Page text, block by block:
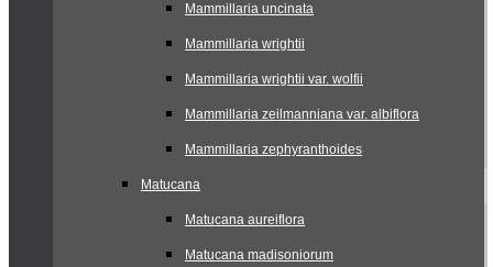
Mammillaria uncinata
Mammillaria wrightii
Mammillaria wrightii var. wolfii
Mammillaria zeilmanniana var. albiflora
Mammillaria zephyranthoides
Matucana
Matucana aureiflora
Matucana madisoniorum